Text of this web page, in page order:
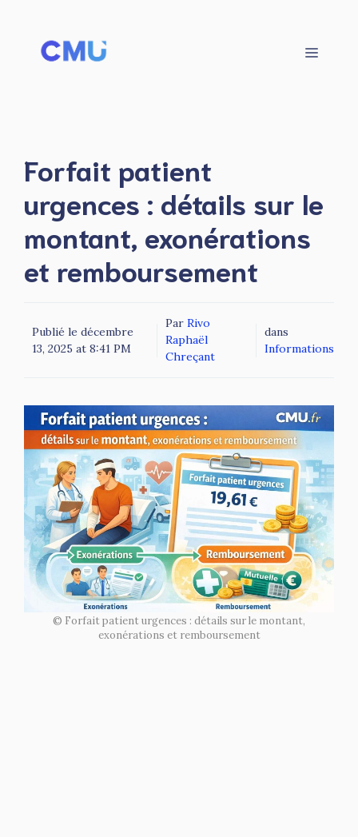
contenu
Menu
Forfait patient
urgences : détails sur le
montant, exonérations
et remboursement
Publié le décembre
13, 2025 at 8:41 PM
ParRivo
Raphaël
Chreçant
dans
Informations
© Forfait patient urgences : détails sur le montant,
exonérations et remboursement